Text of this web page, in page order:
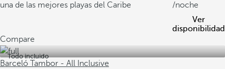
una de las mejores playas del Caribe
/noche
Ver
disponibilidad
Compare
Todo incluido
Barceló Tambor - All Inclusive